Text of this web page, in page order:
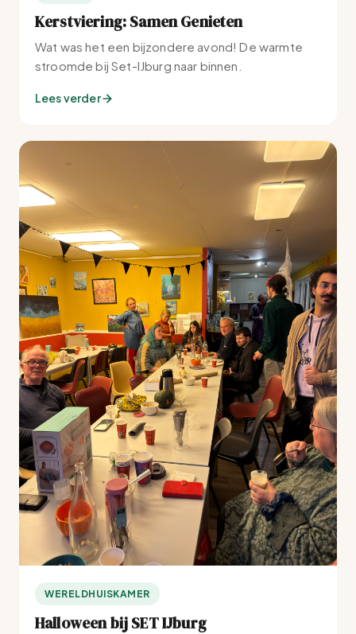
Kerstviering: Samen Genieten
Wat was het een bijzondere avond! De warmte
stroomde bij Set-IJburg naar binnen.
Lees verder
WERELDHUISKAMER
Halloween bij SET IJburg